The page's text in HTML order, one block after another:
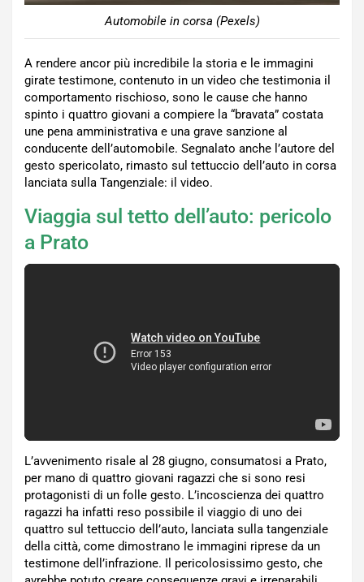
Automobile in corsa (Pexels)
A rendere ancor più incredibile la storia e le immagini
girate testimone, contenuto in un video che testimonia il
comportamento rischioso, sono le cause che hanno
spinto i quattro giovani a compiere la “bravata” costata
une pena amministrativa e una grave sanzione al
conducente dell’automobile. Segnalato anche l’autore del
gesto spericolato, rimasto sul tettuccio dell’auto in corsa
lanciata sulla Tangenziale: il video.
Viaggia sul tetto dell’auto: pericolo
a Prato
L’avvenimento risale al 28 giugno, consumatosi a Prato,
per mano di quattro giovani ragazzi che si sono resi
protagonisti di un folle gesto. L’incoscienza dei quattro
ragazzi ha infatti reso possibile il viaggio di uno dei
quattro sul tettuccio dell’auto, lanciata sulla tangenziale
della città, come dimostrano le immagini riprese da un
testimone dell’infrazione. Il pericolosissimo gesto, che